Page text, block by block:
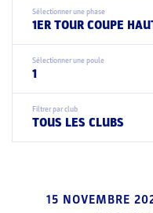
Sélectionner une phase
1ER TOUR COUPE
Sélectionner une poule
1
Filtrer par club
TOUS LES CLUBS
15 NOVEMBRE